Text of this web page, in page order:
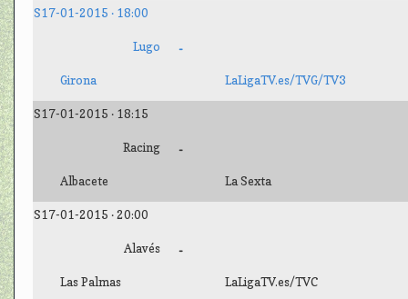
S17-01-2015 · 18:00
Lugo -
Girona LaLigaTV.es/TVG/TV3
S17-01-2015 · 18:15
Racing -
Albacete La Sexta
S17-01-2015 · 20:00
Alavés -
Las Palmas LaLigaTV.es/TVC